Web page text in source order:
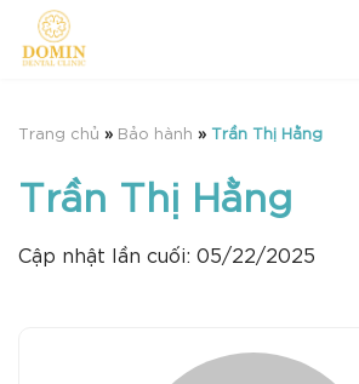
Chuyển
đến
Trang chủ » Bảo hành » Trần Thị Hằng
Trần Thị Hằng
Cập nhật lần cuối: 05/22/2025